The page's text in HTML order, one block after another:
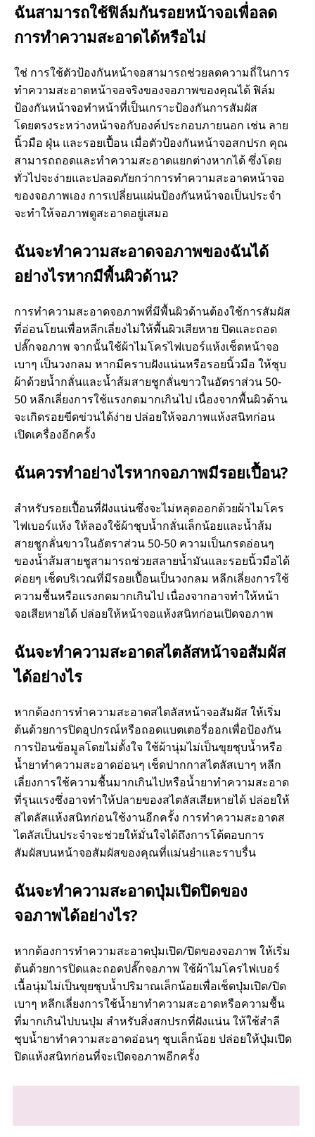
ฉันสามารถใช้ฟิล์มกันรอยหน้าจอเพื่อลด
การทำความสะอาดได้หรือไม่
ใช่ การใช้ตัวป้องกันหน้าจอสามารถช่วยลดความถี่ในการ
ทำความสะอาดหน้าจอจริงของจอภาพของคุณได้ ฟิล์ม
ป้องกันหน้าจอทำหน้าที่เป็นเกราะป้องกันการสัมผัส
โดยตรงระหว่างหน้าจอกับองค์ประกอบภายนอก เช่น ลาย
นิ้วมือ ฝุ่น และรอยเปื้อน เมื่อตัวป้องกันหน้าจอสกปรก คุณ
สามารถถอดและทำความสะอาดแยกต่างหากได้ ซึ่งโดย
ทั่วไปจะง่ายและปลอดภัยกว่าการทำความสะอาดหน้าจอ
ของจอภาพเอง การเปลี่ยนแผ่นป้องกันหน้าจอเป็นประจำ
จะทำให้จอภาพดูสะอาดอยู่เสมอ
ฉันจะทำความสะอาดจอภาพของฉันได้
อย่างไรหากมีพื้นผิวด้าน?
การทำความสะอาดจอภาพที่มีพื้นผิวด้านต้องใช้การสัมผัส
ที่อ่อนโยนเพื่อหลีกเลี่ยงไม่ให้พื้นผิวเสียหาย ปิดและถอด
ปลั๊กจอภาพ จากนั้นใช้ผ้าไมโครไฟเบอร์แห้งเช็ดหน้าจอ
เบาๆ เป็นวงกลม หากมีคราบฝังแน่นหรือรอยนิ้วมือ ให้ชุบ
ผ้าด้วยน้ำกลั่นและน้ำส้มสายชูกลั่นขาวในอัตราส่วน 50-
50 หลีกเลี่ยงการใช้แรงกดมากเกินไป เนื่องจากพื้นผิวด้าน
จะเกิดรอยขีดข่วนได้ง่าย ปล่อยให้จอภาพแห้งสนิทก่อน
เปิดเครื่องอีกครั้ง
ฉันควรทำอย่างไรหากจอภาพมีรอยเปื้อน?
สำหรับรอยเปื้อนที่ฝังแน่นซึ่งจะไม่หลุดออกด้วยผ้าไมโคร
ไฟเบอร์แห้ง ให้ลองใช้ผ้าชุบน้ำกลั่นเล็กน้อยและน้ำส้ม
สายชูกลั่นขาวในอัตราส่วน 50-50 ความเป็นกรดอ่อนๆ
ของน้ำส้มสายชูสามารถช่วยสลายน้ำมันและรอยนิ้วมือได้
ค่อยๆ เช็ดบริเวณที่มีรอยเปื้อนเป็นวงกลม หลีกเลี่ยงการใช้
ความชื้นหรือแรงกดมากเกินไป เนื่องจากอาจทำให้หน้า
จอเสียหายได้ ปล่อยให้หน้าจอแห้งสนิทก่อนเปิดจอภาพ
ฉันจะทำความสะอาดสไตลัสหน้าจอสัมผัส
ได้อย่างไร
หากต้องการทำความสะอาดสไตลัสหน้าจอสัมผัส ให้เริ่ม
ต้นด้วยการปิดอุปกรณ์หรือถอดแบตเตอรี่ออกเพื่อป้องกัน
การป้อนข้อมูลโดยไม่ตั้งใจ ใช้ผ้านุ่มไม่เป็นขุยชุบน้ำหรือ
น้ำยาทำความสะอาดอ่อนๆ เช็ดปากกาสไตลัสเบาๆ หลีก
เลี่ยงการใช้ความชื้นมากเกินไปหรือน้ำยาทำความสะอาด
ที่รุนแรงซึ่งอาจทำให้ปลายของสไตลัสเสียหายได้ ปล่อยให้
สไตลัสแห้งสนิทก่อนใช้งานอีกครั้ง การทำความสะอาดส
ไตลัสเป็นประจำจะช่วยให้มั่นใจได้ถึงการโต้ตอบการ
สัมผัสบนหน้าจอสัมผัสของคุณที่แม่นยำและราบรื่น
ฉันจะทำความสะอาดปุ่มเปิดปิดของ
จอภาพได้อย่างไร?
หากต้องการทำความสะอาดปุ่มเปิด/ปิดของจอภาพ ให้เริ่ม
ต้นด้วยการปิดและถอดปลั๊กจอภาพ ใช้ผ้าไมโครไฟเบอร์
เนื้อนุ่มไม่เป็นขุยชุบน้ำปริมาณเล็กน้อยเพื่อเช็ดปุ่มเปิด/ปิด
เบาๆ หลีกเลี่ยงการใช้น้ำยาทำความสะอาดหรือความชื้น
ที่มากเกินไปบนปุ่ม สำหรับสิ่งสกปรกที่ฝังแน่น ให้ใช้สำลี
ชุบน้ำยาทำความสะอาดอ่อนๆ ชุบเล็กน้อย ปล่อยให้ปุ่มเปิด
ปิดแห้งสนิทก่อนที่จะเปิดจอภาพอีกครั้ง